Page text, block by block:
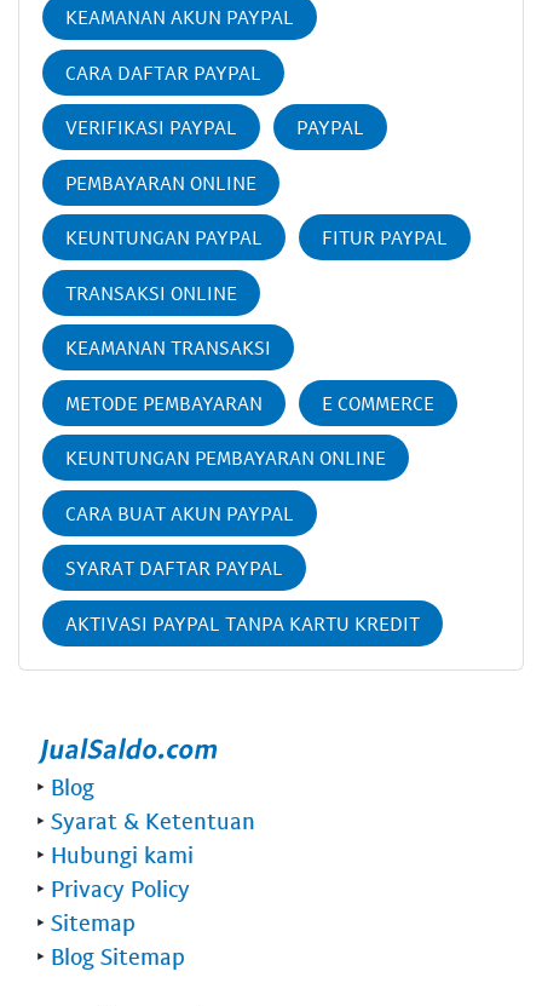
KEAMANAN AKUN PAYPAL
CARA DAFTAR PAYPAL
VERIFIKASI PAYPAL PAYPAL
PEMBAYARAN ONLINE
KEUNTUNGAN PAYPAL FITUR PAYPAL
TRANSAKSI ONLINE
KEAMANAN TRANSAKSI
METODE PEMBAYARAN E COMMERCE
KEUNTUNGAN PEMBAYARAN ONLINE
CARA BUAT AKUN PAYPAL
SYARAT DAFTAR PAYPAL
AKTIVASI PAYPAL TANPA KARTU KREDIT
‣ Blog
‣ Syarat & Ketentuan
‣ Hubungi kami
‣ Privacy Policy
‣ Sitemap
‣ Blog Sitemap